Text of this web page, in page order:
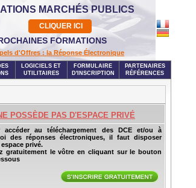
MARCHÉS PUBLICS
CLIQUER ICI
FORMATIONS
d'Offres : la Réponse Électronique
LOGICIELS ET
UTILITAIRES
FORMULAIRE
D'INSCRIPTION
PARTENAIRES
RÉFÉRENCES
POSSÈDE PAS D'ESPACE PRIVÉ
accéder au téléchargement des DCE et/ou à
des réponses électroniques, il faut disposer
privé.
gratuitement le vôtre en cliquant sur le bouton